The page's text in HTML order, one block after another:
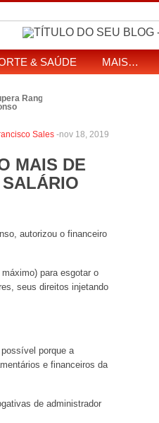
& SAÚDE MAIS…
Range Rover com restrição por
nov 18, 2019
Sales -
MAIS DE
autorizou o financeiro
para esgotar o
seus direitos injetando
porque a
e financeiros da
de administrador